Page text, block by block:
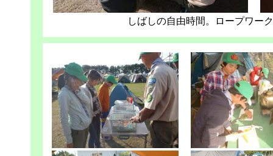
しばしの自由時間。ロープワー